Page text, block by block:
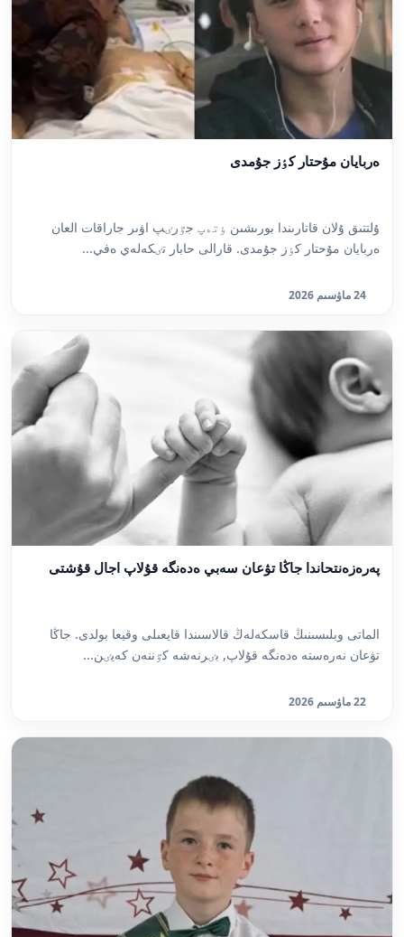
ەربايان مۇحتار كٶز جۇمدى
ۇلتتىق ۇلان قاتارىندا بورىشىن ٶتەپ جٷرٸپ اۋىر جاراقات العان
ەربايان مۇحتار كٶز جۇمدى. قارالى حابار تٸكەلەي ەفي...
24 ماۋسىم 2026
پەرەزەنتحاندا جاڭا تۋعان سەبي ەدەنگە قۇلاپ اجال قۇشتى
الماتى وبلىسىنىڭ قاسكەلەڭ قالاسىندا قايعىلى وقيعا بولدى. جاڭا
تۋعان نەرەستە ەدەنگە قۇلاپ, بٸرنەشە كٷننەن كەيٸن...
22 ماۋسىم 2026